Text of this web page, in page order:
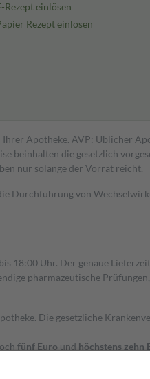
Rezept einlösen
Rezept einlösen
Apotheke. AVP: Üblicher
die gesetzlich
nur solange der Vorrat reicht.
von
18:00 Uhr. Der genaue
pharmazeutische
Die gesetzliche
fünf Euro und höchstens zehn